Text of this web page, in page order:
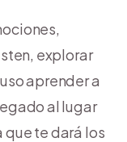
explorar
aprender a
al lugar
que te dará los